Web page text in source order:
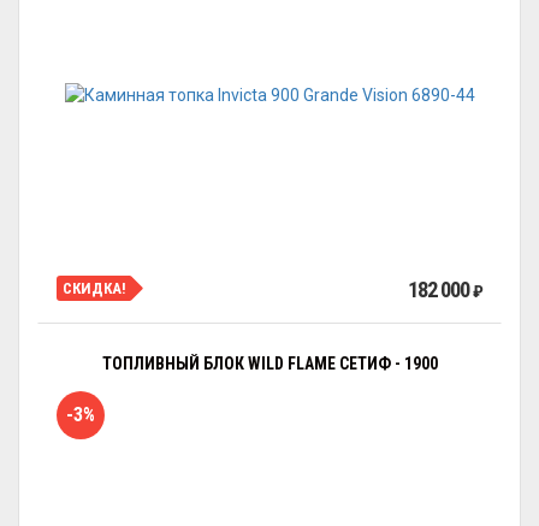
СКИДКА! 182 000₽
ТОПЛИВНЫЙ БЛОК WILD FLAME СЕТИФ - 1900
-3%